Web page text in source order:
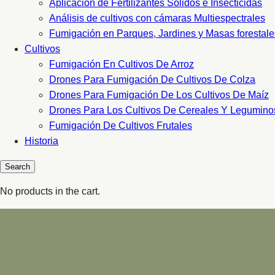
Aplicacion de Fertilizantes Sólidos e Insecticidas
Análisis de cultivos con cámaras Multiespectrales
Fumigación en Parques, Jardines y Masas
Cultivos
Fumigación En Cultivos De Arroz
Drones Para Fumigación De Cultivos De Colza
Drones Para Fumigación De Los Cultivos De Maíz
Drones Para Los Cultivos De Cereales Y
Fumigación De Cultivos Frutales
Historia
No products in the cart.